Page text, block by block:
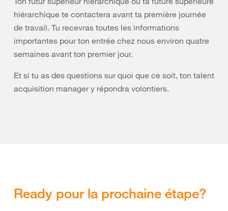
hiérarchique te contactera avant ta première journée
de travail. Tu recevras toutes les informations
importantes pour ton entrée chez nous environ quatre
semaines avant ton premier jour.
Et si tu as des questions sur quoi que ce soit, ton talent
acquisition manager y répondra volontiers.
Ready pour la prochaine étape?